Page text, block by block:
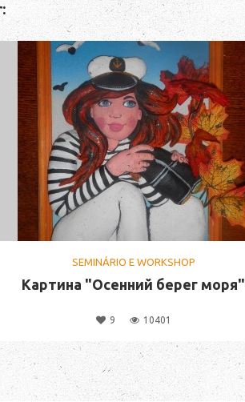
SEMINÁRIO E WORKSHOP
Картина "Осенний берег моря"
9 10401